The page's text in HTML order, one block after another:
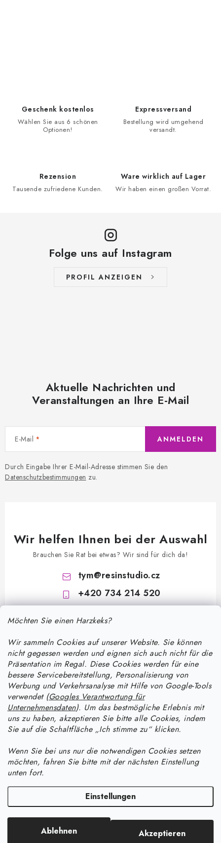
Möchten Sie einen Harzkeks?
Wir sammeln Cookies auf unserer Website. Sie können
nicht gegessen werden und eignen sich auch nicht für die
Präsentation im Regal. Diese Cookies werden für eine
bessere Servicebereitstellung, Personalisierung von
Werbung und Verkehrsanalyse mit Hilfe von Google-Tools
verwendet (Googles Verantwortung für
Unternehmensdaten). Um das bestmögliche Erlebnis mit
uns zu haben, akzeptieren Sie bitte alle Cookies, indem
Sie auf die Schaltfläche „Ich stimme zu“ klicken.
Wenn Sie bei uns nur die notwendigen Cookies setzen
möchten, fahren Sie bitte mit der nächsten Einstellung
unten fort.
Einstellungen
Ablehnen Akzeptieren
Geschenk kostenlos
Wählen Sie aus 6 schönen
Optionen!
Expressversand
Bestellung wird umgehend
versandt.
Rezension
Tausende zufriedene Kunden.
Ware wirklich auf Lager
Wir haben einen großen Vorrat.
Folge uns auf Instagram
PROFIL ANZEIGEN
Aktuelle Nachrichten und
Veranstaltungen an Ihre E-Mail
E-Mail
Durch Eingabe Ihrer E-Mail-Adresse stimmen Sie den
Datenschutzbestimmungen zu.
ANMELDEN
Wir helfen Ihnen bei der Auswahl
Brauchen Sie Rat bei etwas? Wir sind für dich da!
tym@resinstudio.cz
+420 734 214 520
Informace pro vás
Kontakte
Bestellstatus
Folgen Sie uns
Anleitung zur Verarbeitung von UV-Harz: Ein praktischer Leitfaden
zu Aushärtung, Färbung und Fehlerbehebung
Wie lange braucht Epoxidharz zum Aushärten und wie kann ich den
Wie man Produkte aus Epoxidharz schleift und poliert
Anleitung für Harzprodukte
Wie man Schmuck aus UV-Harz mit Crushed-Effekt herstellt
. Alle Rechte vorbehalten.Cookie-Einstellungen